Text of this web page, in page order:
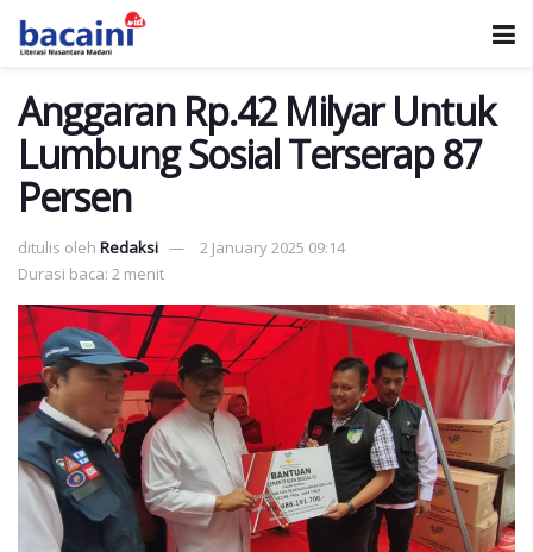
Anggaran Rp.42 Milyar Untuk
Lumbung Sosial Terserap 87
Persen
ditulis oleh Redaksi
2 January 2025 09:14
Durasi baca: 2 menit